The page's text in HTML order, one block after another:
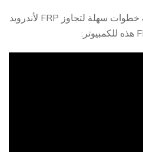
استعرض دليل الفيديو. اكتشف خطوات سهلة لتجاوز FRP لأندرويد